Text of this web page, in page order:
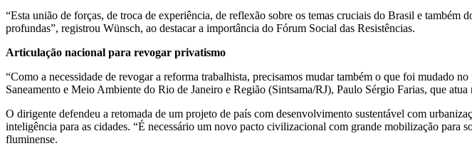
“Esta união de forças, de troca de experiência, de reflexão sobre os temas cruciais do Brasil e também
profundas”, registrou Wünsch, ao destacar a importância do Fórum Social das Resistências.
Articulação nacional para revogar privatismo
“Como a necessidade de revogar a reforma trabalhista, precisamos mudar também o que foi mudado
Saneamento e Meio Ambiente do Rio de Janeiro e Região (Sintsama/RJ), Paulo Sérgio Farias, que
O dirigente defendeu a retomada de um projeto de país com desenvolvimento sustentável com
inteligência para as cidades. “É necessário um novo pacto civilizacional com grande mobilização
fluminense.